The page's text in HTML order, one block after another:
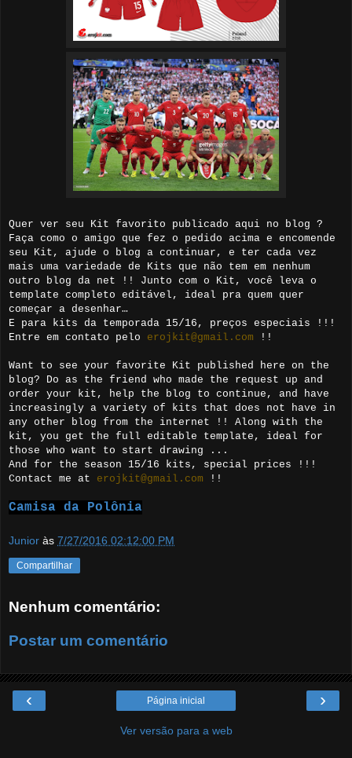
Quer ver seu Kit favorito publicado aqui no blog ?
Faça como o amigo que fez o pedido acima e encomende
seu Kit, ajude o blog a continuar, e ter cada vez
mais uma variedade de Kits que não tem em nenhum
outro blog da net !! Junto com o Kit, você leva o
template completo editável, ideal pra quem quer
começar a desenhar…
E para kits da temporada 15/16, preços especiais !!!
Entre em contato pelo erojkit@gmail.com !!
Want to see your favorite Kit published here on the
blog? Do as the friend who made the request up and
order your kit, help the blog to continue, and have
increasingly a variety of kits that does not have in
any other blog from the internet !! Along with the
kit, you get the full editable template, ideal for
those who want to start drawing ...
And for the season 15/16 kits, special prices !!!
Contact me at erojkit@gmail.com !!
Camisa da Polônia
Junior às 7/27/2016 02:12:00 PM
Compartilhar
Nenhum comentário:
Postar um comentário
‹ ›
Página inicial
Ver versão para a web